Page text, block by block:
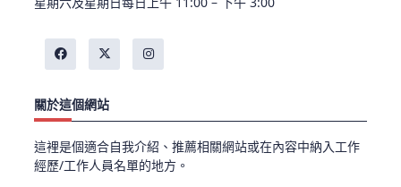
關於這個網站
這裡是個適合自我介紹、推薦相關網站或在內容中納入工作
經歷/工作人員名單的地方。